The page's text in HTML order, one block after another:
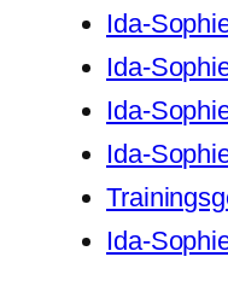
Ida-
Ida-
Ida-
Ida-
Ida-